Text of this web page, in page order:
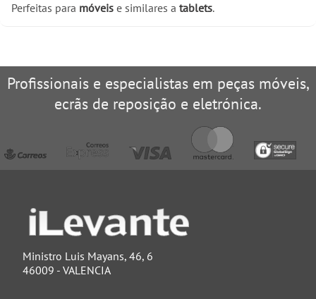
Perfeitas para móveis e similares a tablets.
Profissionais e especialistas em peças móveis,
ecrãs de reposição e eletrónica.
Ministro Luis Mayans, 46, 6
46009 - VALENCIA